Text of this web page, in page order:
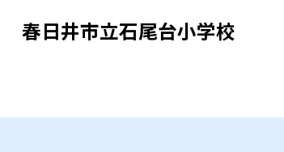
春日井市立石尾台小学校